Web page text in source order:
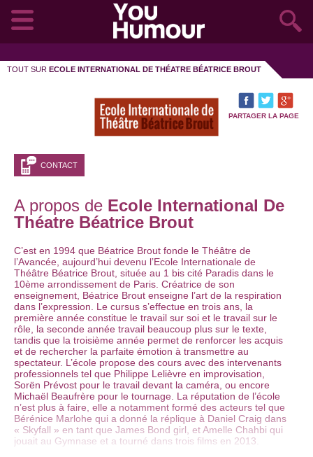
TOUT SUR ECOLE INTERNATIONAL DE THÉATRE BÉATRICE BROUT
PARTAGER LA PAGE
CONTACT
A propos de Ecole International De
Théatre Béatrice Brout
C’est en 1994 que Béatrice Brout fonde le Théâtre de
l’Avancée, aujourd’hui devenu l’Ecole Internationale de
Théâtre Béatrice Brout, située au 1 bis cité Paradis dans le
10ème arrondissement de Paris. Créatrice de son
enseignement, Béatrice Brout enseigne l’art de la respiration
dans l’expression. Le cursus s’effectue en trois ans, la
première année constitue le travail sur soi et le travail sur le
rôle, la seconde année travail beaucoup plus sur le texte,
tandis que la troisième année permet de renforcer les acquis
et de rechercher la parfaite émotion à transmettre au
spectateur. L’école propose des cours avec des intervenants
professionnels tel que Philippe Lelièvre en improvisation,
Sorën Prévost pour le travail devant la caméra, ou encore
Michaël Beaufrère pour le tournage. La réputation de l’école
n’est plus à faire, elle a notamment formé des acteurs tel que
Bérénice Marlohe qui a donné la réplique à Daniel Craig dans
« Skyfall » en tant que James Bond girl, et Amelle Chahbi qui
jouait au Gymnase et a tourné dans trois films en 2013.